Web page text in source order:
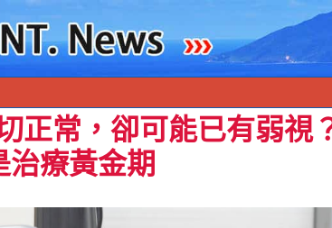
正常，卻可能已有弱視
療黃金期